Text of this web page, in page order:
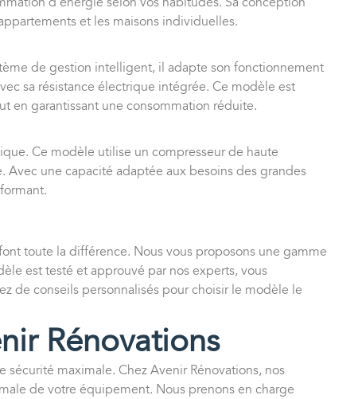
et les maisons individuelles.
de gestion intelligent, il adapte son fonctionnement
sa résistance électrique intégrée. Ce modèle est
en garantissant une consommation réduite.
Ce modèle utilise un compresseur de haute
une capacité adaptée aux besoins des grandes
toute la différence. Nous vous proposons une gamme
est testé et approuvé par nos experts, vous
de conseils personnalisés pour choisir le modèle le
Rénovations
maximale. Chez Avenir Rénovations, nos
de votre équipement. Nous prenons en charge